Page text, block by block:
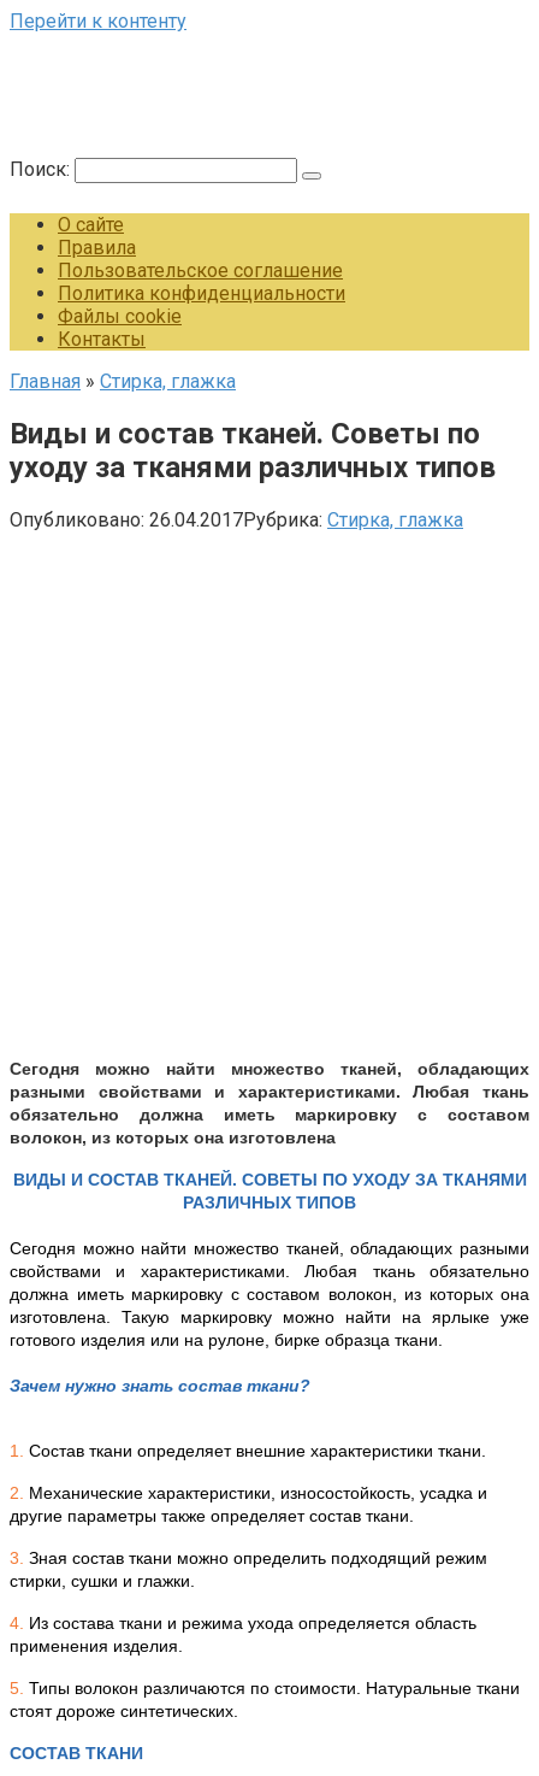
Перейти к контенту
Поиск:
О сайте
Правила
Пользовательское соглашение
Политика конфиденциальности
Файлы cookie
Контакты
Главная » Стирка, глажка
Виды и состав тканей. Советы по
уходу за тканями различных типов
Опубликовано: 26.04.2017Рубрика: Стирка, глажка
Сегодня можно найти множество тканей, обладающих
разными свойствами и характеристиками. Любая ткань
обязательно должна иметь маркировку с составом
волокон, из которых она изготовлена
ВИДЫ И СОСТАВ ТКАНЕЙ. СОВЕТЫ ПО УХОДУ ЗА ТКАНЯМИ
РАЗЛИЧНЫХ ТИПОВ
Сегодня можно найти множество тканей, обладающих разными
свойствами и характеристиками. Любая ткань обязательно
должна иметь маркировку с составом волокон, из которых она
изготовлена. Такую маркировку можно найти на ярлыке уже
готового изделия или на рулоне, бирке образца ткани.
Зачем нужно знать состав ткани?
1. Состав ткани определяет внешние характеристики ткани.
2.
Механические характеристики, износостойкость, усадка и
другие параметры также определяет состав ткани.
3. Зная состав ткани можно определить подходящий режим
стирки, сушки и глажки.
4. Из состава ткани и режима ухода определяется область
применения изделия.
5. Типы волокон различаются по стоимости. Натуральные ткани
стоят дороже синтетических.
СОСТАВ ТКАНИ